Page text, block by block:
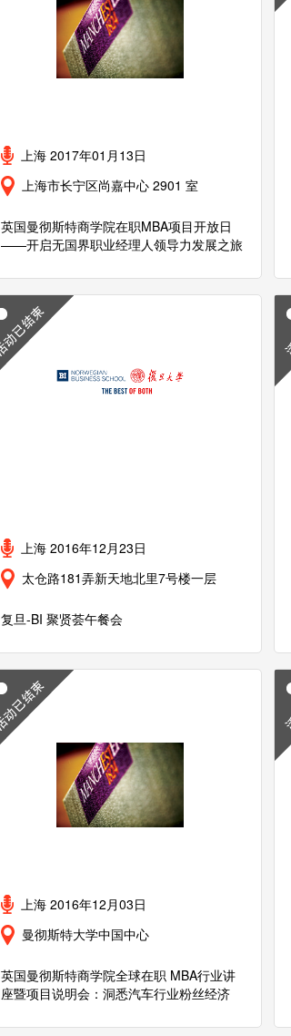
上海 2017年01月13日
上海市长宁区尚嘉中心 2901 室
英国曼彻斯特商学院在职MBA项目开放日
——开启无国界职业经理人领导力发展之旅
上海 2016年12月23日
太仓路181弄新天地北里7号楼一层
复旦-BI 聚贤荟午餐会
上海 2016年12月03日
曼彻斯特大学中国中心
英国曼彻斯特商学院全球在职 MBA行业讲
座暨项目说明会：洞悉汽车行业粉丝经济